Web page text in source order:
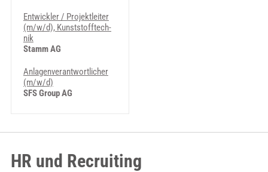
Ent­wick­ler / Pro­jekt­lei­ter
(m/w/d), Kunst­stoff­tech­
nik
Stamm AG
An­la­gen­ver­ant­wort­li­cher
(m/w/d)
SFS Group AG
HR und Recruiting